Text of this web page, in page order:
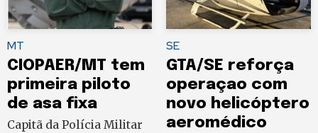
MT
CIOPAER/MT tem
primeira piloto
de asa fixa
Capitã da Polícia Militar
SE
GTA/SE reforça
operaçao com
novo helicóptero
aeromédico